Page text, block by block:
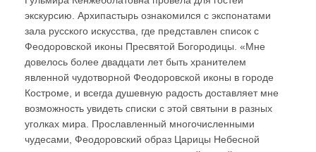
экскурсию. Архипастырь ознакомился с экспонатами
зала русского искусства, где представлен список с
Феодоровской иконы Пресвятой Богородицы. «Мне
довелось более двадцати лет быть хранителем
явленной чудотворной Феодоровской иконы в городе
Костроме, и всегда душевную радость доставляет мне
возможность увидеть списки с этой святыни в разных
уголках мира. Прославленный многочисленными
чудесами, Феодоровский образ Царицы Небесной